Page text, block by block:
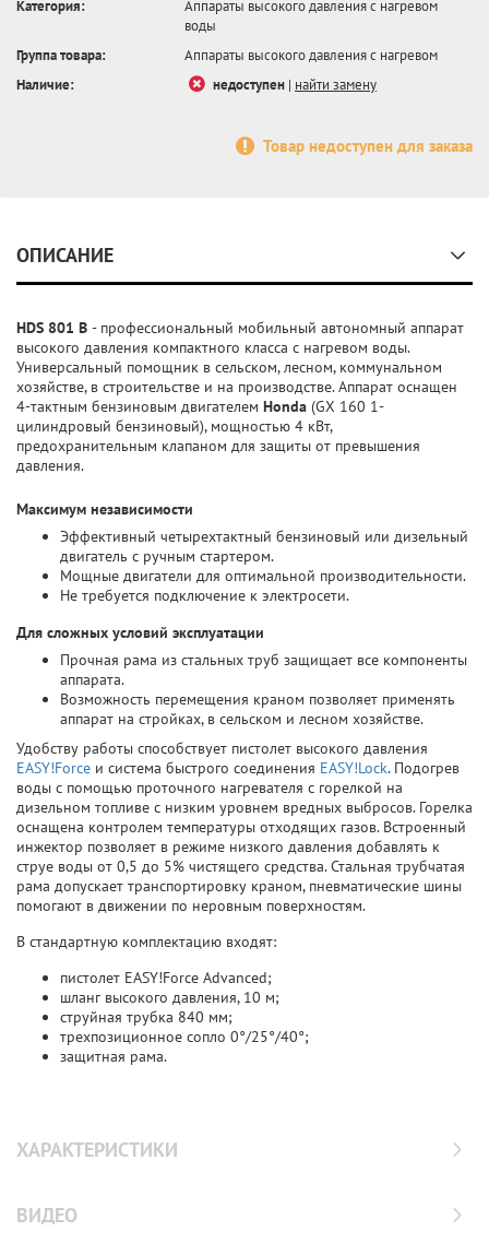
Категория:
Аппараты высокого давления с нагревом
воды
Группа товара:
Аппараты высокого давления с нагревом
Наличие:
недоступен | найти замену
Товар недоступен для заказа
ОПИСАНИЕ
HDS 801 B - профессиональный мобильный автономный аппарат
высокого давления компактного класса с нагревом воды.
Универсальный помощник в сельском, лесном, коммунальном
хозяйстве, в строительстве и на производстве. Аппарат оснащен
4-тактным бензиновым двигателем Honda (GX 160 1-
цилиндровый бензиновый), мощностью 4 кВт,
предохранительным клапаном для защиты от превышения
давления.
Максимум независимости
Эффективный четырехтактный бензиновый или дизельный
двигатель с ручным стартером.
Мощные двигатели для оптимальной производительности.
Не требуется подключение к электросети.
Для сложных условий эксплуатации
Прочная рама из стальных труб защищает все компоненты
аппарата.
Возможность перемещения краном позволяет применять
аппарат на стройках, в сельском и лесном хозяйстве.
Удобству работы способствует пистолет высокого давления
EASY!Force и система быстрого соединения EASY!Lock. Подогрев
воды с помощью проточного нагревателя с горелкой на
дизельном топливе с низким уровнем вредных выбросов. Горелка
оснащена контролем температуры отходящих газов. Встроенный
инжектор позволяет в режиме низкого давления добавлять к
струе воды от 0,5 до 5% чистящего средства. Стальная трубчатая
рама допускает транспортировку краном, пневматические шины
помогают в движении по неровным поверхностям.
В стандартную комплектацию входят:
пистолет EASY!Force Advanced;
шланг высокого давления, 10 м;
струйная трубка 840 мм;
трехпозиционное сопло 0°/25°/40°;
защитная рама.
ХАРАКТЕРИСТИКИ
ВИДЕО